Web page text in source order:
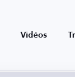
Vidéos